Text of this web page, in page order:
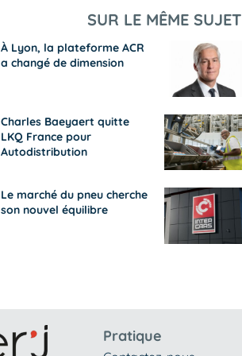
SUR LE MÊME SUJET
À Lyon, la plateforme ACR
a changé de dimension
Charles Baeyaert quitte
LKQ France pour
Autodistribution
Le marché du pneu cherche
son nouvel équilibre
Pratique